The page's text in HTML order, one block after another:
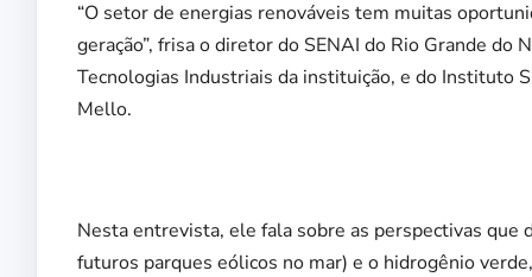
“O setor de energias renováveis tem muitas
geração”, frisa o diretor do SENAI do Rio Grande do
Tecnologias Industriais da instituição, e do Instituto
Mello.
Nesta entrevista, ele fala sobre as perspectivas
futuros parques eólicos no mar) e o hidrogênio